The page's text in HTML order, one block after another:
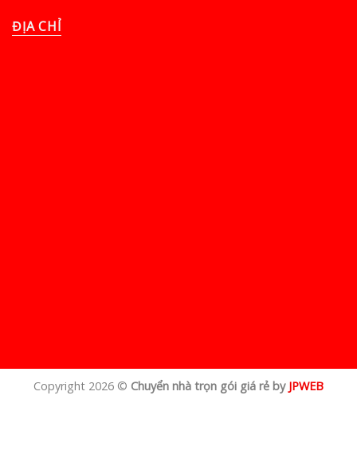
ĐỊA CHỈ
Copyright 2026 © Chuyển nhà trọn gói giá rẻ by JPWEB